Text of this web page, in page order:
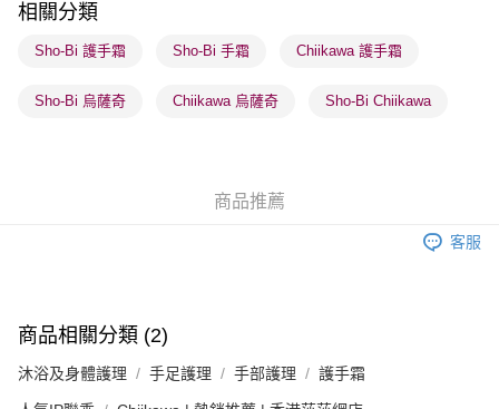
每筆HK$65.00，滿HK$300.00或以上免運費
順豐站及營業點 - 確認發貨後1-3個工作天送達
每筆HK$65.00，滿HK$300.00或以上免運費
(香港門市) 只顯示可選門市。確認發貨後2-5個工作天到店，3天內
(澳門門市) 只顯示可選門市。確認發貨後2-5個工作天到店，3天內
每筆HK$20.00，滿HK$100.00或以上免運費
相關分類
Sho-Bi 護手霜 Sho-Bi 手霜 Chiikawa 護手霜
Sho-Bi 烏薩奇 Chiikawa 烏薩奇 Sho-Bi Chiikawa
商品推薦
客服
商品相關分類 (2)
沐浴及身體護理 手足護理 手部護理 護手霜